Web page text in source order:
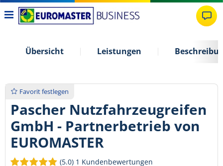
Übersicht Leistungen
Favorit festlegen
Pascher Nutzfahrzeugreifen
GmbH - Partnerbetrieb von
EUROMASTER
(5.0) 1 Kundenbewertungen